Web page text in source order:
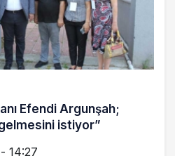
Efendi Argunşah;
istiyor”
14:27